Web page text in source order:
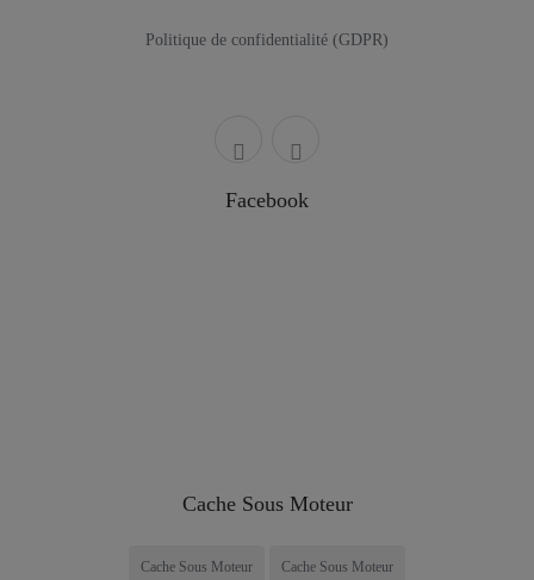
Politique de confidentialité (GDPR)
Facebook
Cache Sous Moteur
Cache Sous Moteur Cache Sous Moteur